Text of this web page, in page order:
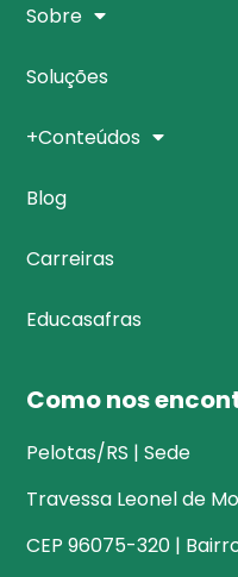
Sobre
Soluções
+Conteúdos
Blog
Carreiras
Educasafras
Como nos
Pelotas/RS | Sede
Travessa Leonel de
CEP 96075-320 |